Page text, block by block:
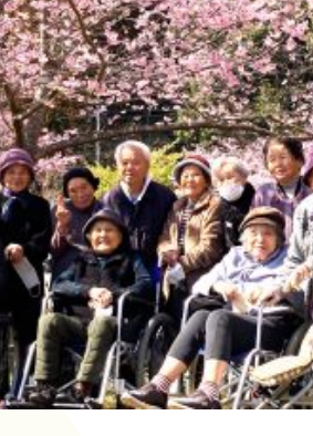
里通所リハビリテ
里 デイサービスセ
プホーム 長寿
里在宅介護支援セ
ービス便り
プホーム便り
ハビリテーション